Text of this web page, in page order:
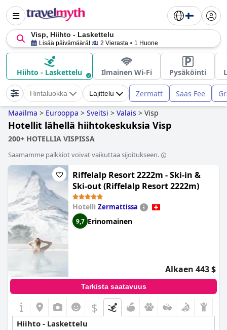
Visp, Hiihto - Laskettelu
Lisää päivämäärät 2 Vierasta 1 Huone
Hiihto - Laskettelu Ilmainen Wi-Fi Pysäköinti
Hintaluokka Lajittelu Zermatt Saas Fee
Maailma > Eurooppa > Sveitsi > Valais > Visp
Hotellit lähellä hiihtokeskuksia Visp
200+ HOTELLIA VISPISSA
Saamamme palkkiot voivat vaikuttaa sijoitukseen.
Riffelalp Resort 2222m - Ski-in &
Ski-out (Riffelalp Resort 2222m)
Hotelli Zermattissa
9,7 Erinomainen
Alkaen 443 $
Tarkista saatavuus
$
Hiihto - Laskettelu